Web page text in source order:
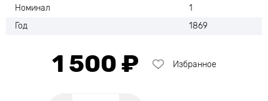
Номинал
1
Год
1869
1 500 ₽ Избранное